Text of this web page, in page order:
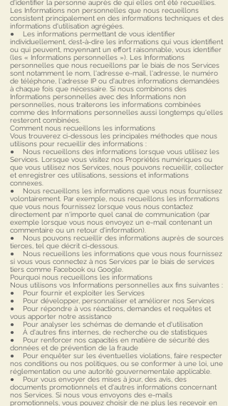
d'identifier la personne auprès de qui elles ont été recueillies.
Les Informations non personnelles que nous recueillons
consistent principalement en des informations techniques et des
informations d'utilisation agrégées.
● Les informations permettant de vous identifier
individuellement, c’est-à-dire les informations qui vous identifient
ou qui peuvent, moyennant un effort raisonnable, vous identifier
(les « Informations personnelles »). Les Informations
personnelles que nous recueillons par le biais de nos Services
sont notamment le nom, l'adresse e-mail, l'adresse, le numéro
de téléphone, l'adresse IP ou d'autres informations demandées
à chaque fois que nécessaire. Si nous combinons des
Informations personnelles avec des Informations non
personnelles, nous traiterons les informations combinées
comme des Informations personnelles aussi longtemps qu'elles
resteront combinées.
Comment nous recueillons les informations
Vous trouverez ci-dessous les principales méthodes que nous
utilisons pour recueillir des informations :
● Nous recueillons des informations lorsque vous utilisez les
Services. Lorsque vous visitez nos Propriétés numériques ou
que vous utilisez nos Services, nous pouvons recueillir, collecter
et enregistrer ces utilisations, sessions et informations
connexes.
● Nous recueillons les informations que vous nous fournissez
volontairement. Par exemple, nous recueillons les informations
que vous nous fournissez lorsque vous nous contactez
directement par n'importe quel canal de communication (par
exemple lorsque vous nous envoyez un e-mail contenant un
commentaire ou un retour d'information).
● Nous pouvons recueillir des informations auprès de sources
tierces, tel que décrit ci-dessous.
● Nous recueillons les informations que vous nous fournissez
si vous vous connectez à nos Services par le biais de services
tiers comme Facebook ou Google.
Pourquoi nous recueillons les informations
Nous utilisons vos Informations personnelles aux fins suivantes :
● Pour fournir et exploiter les Services
● Pour développer, personnaliser et améliorer nos Services
● Pour répondre à vos réactions, demandes et requêtes et
vous apporter notre assistance
● Pour analyser les schémas de demande et d'utilisation
● À d'autres fins internes, de recherche ou de statistiques
● Pour renforcer nos capacités en matière de sécurité des
données et de prévention de la fraude
● Pour enquêter sur les éventuelles violations, faire respecter
nos conditions ou nos politiques, ou se conformer à une loi, une
réglementation ou une autorité gouvernementale applicable.
● Pour vous envoyer des mises à jour, des avis, des
documents promotionnels et d'autres informations concernant
nos Services. Si nous vous envoyons des e-mails
promotionnels, vous pouvez choisir de ne plus les recevoir en